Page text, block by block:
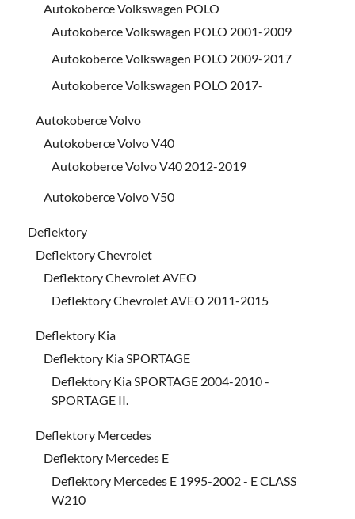
Autokoberce Volkswagen POLO
Autokoberce Volkswagen POLO 2001-2009
Autokoberce Volkswagen POLO 2009-2017
Autokoberce Volkswagen POLO 2017-
Autokoberce Volvo
Autokoberce Volvo V40
Autokoberce Volvo V40 2012-2019
Autokoberce Volvo V50
Deflektory
Deflektory Chevrolet
Deflektory Chevrolet AVEO
Deflektory Chevrolet AVEO 2011-2015
Deflektory Kia
Deflektory Kia SPORTAGE
Deflektory Kia SPORTAGE 2004-2010 -
SPORTAGE II.
Deflektory Mercedes
Deflektory Mercedes E
Deflektory Mercedes E 1995-2002 - E CLASS
W210